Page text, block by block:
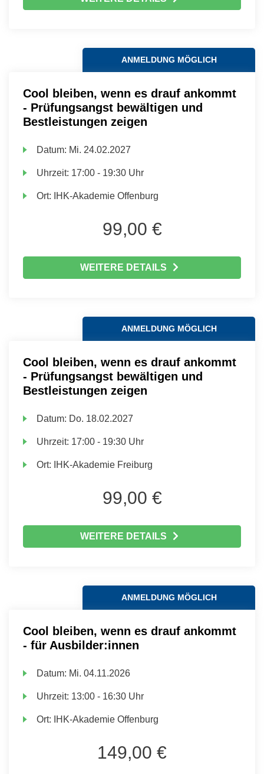
ANMELDUNG MÖGLICH
Cool bleiben, wenn es drauf ankommt
- Prüfungsangst bewältigen und
Bestleistungen zeigen
Datum: Mi. 24.02.2027
Uhrzeit: 17:00 - 19:30 Uhr
Ort: IHK-Akademie Offenburg
99,00 €
WEITERE DETAILS
ANMELDUNG MÖGLICH
Cool bleiben, wenn es drauf ankommt
- Prüfungsangst bewältigen und
Bestleistungen zeigen
Datum: Do. 18.02.2027
Uhrzeit: 17:00 - 19:30 Uhr
Ort: IHK-Akademie Freiburg
99,00 €
WEITERE DETAILS
ANMELDUNG MÖGLICH
Cool bleiben, wenn es drauf ankommt
- für Ausbilder:innen
Datum: Mi. 04.11.2026
Uhrzeit: 13:00 - 16:30 Uhr
Ort: IHK-Akademie Offenburg
149,00 €